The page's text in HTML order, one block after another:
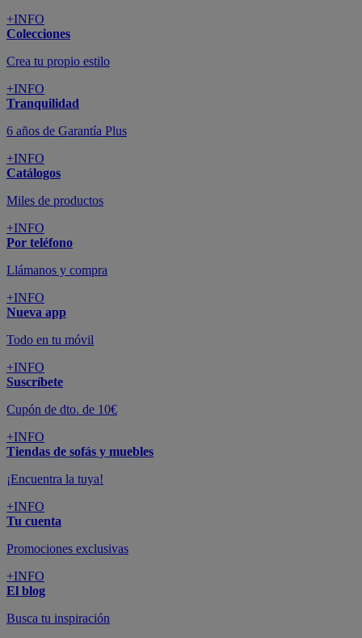
+INFO
Colecciones
Crea tu propio estilo
+INFO
Tranquilidad
6 años de Garantía Plus
+INFO
Catálogos
Miles de productos
+INFO
Por teléfono
Llámanos y compra
+INFO
Nueva app
Todo en tu móvil
+INFO
Suscríbete
Cupón de dto. de 10€
+INFO
Tiendas de sofás y muebles
¡Encuentra la tuya!
+INFO
Tu cuenta
Promociones exclusivas
+INFO
El blog
Busca tu inspiración